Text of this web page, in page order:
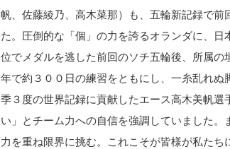
帆、佐藤綾乃、高木菜那）も、五輪新記録で
た。圧倒的な「個」の力を誇るオランダに、
位でメダルを逃した前回のソチ五輪後、所属の
年で約３００日の練習をともにし、一糸乱れ
季３度の世界記録に貢献したエース高木美帆
い」とチーム力への自信を強調していました
力を重ね限界に挑む。これこそが皆様が私た